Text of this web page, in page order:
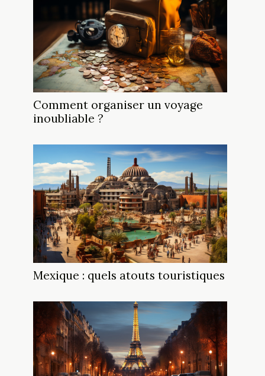
Comment organiser un voyage
inoubliable ?
Mexique : quels atouts touristiques